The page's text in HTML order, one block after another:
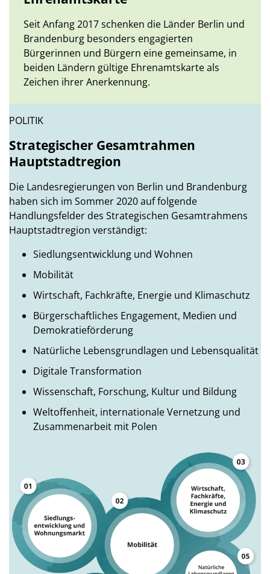
Seit Anfang 2017 schenken die Länder Berlin und
Brandenburg besonders engagierten
Bürgerinnen und Bürgern eine gemeinsame, in
beiden Ländern gültige Ehrenamtskarte als
Zeichen ihrer Anerkennung.
POLITIK
Strategischer Gesamtrahmen
Hauptstadtregion
Die Landesregierungen von Berlin und Brandenburg
haben sich im Sommer 2020 auf folgende
Handlungsfelder des Strategischen Gesamtrahmens
Hauptstadtregion verständigt:
Siedlungsentwicklung und Wohnen
Mobilität
Wirtschaft, Fachkräfte, Energie und Klimaschutz
Bürgerschaftliches Engagement, Medien und
Demokratieförderung
Natürliche Lebensgrundlagen und Lebensqualität
Digitale Transformation
Wissenschaft, Forschung, Kultur und Bildung
Weltoffenheit, internationale Vernetzung und
Zusammenarbeit mit Polen